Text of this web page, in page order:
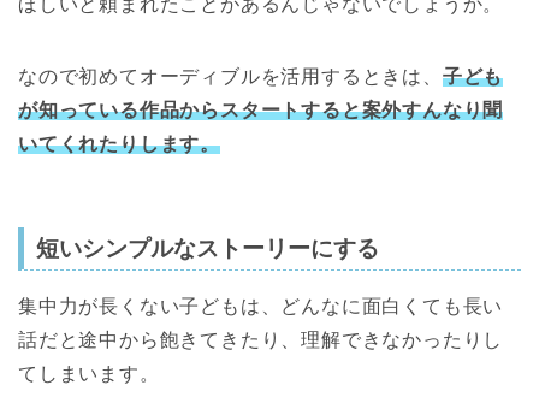
ほしいと頼まれたことがあるんじゃないでしょうか。
なので初めてオーディブルを活用するときは、 子ども
が知っている作品からスタートすると案外すんなり聞
いてくれたりします。
短いシンプルなストーリーにする
集中力が長くない子どもは、どんなに面白くても長い
話だと途中から飽きてきたり、理解できなかったりし
てしまいます。